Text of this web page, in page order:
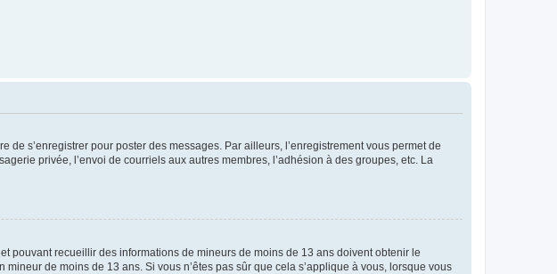
s’enregistrer pour poster des messages. Par ailleurs, l’enregistrement vous permet de
privée, l’envoi de courriels aux autres membres, l’adhésion à des groupes, etc. La
pouvant recueillir des informations de mineurs de moins de 13 ans doivent obtenir le
de moins de 13 ans. Si vous n’êtes pas sûr que cela s’applique à vous, lorsque vous